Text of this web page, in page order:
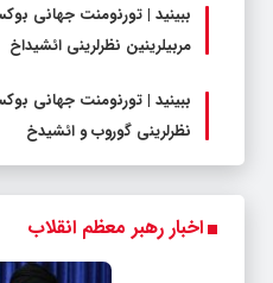
ببینید | تورنومنت جهانی
مربیلرینین نظرلرینی ائشیداخ
ببینید | تورنومنت جهانی
نظرلرینی گوروب و ائشیدخ
اخبار رهبر معظم انقلاب